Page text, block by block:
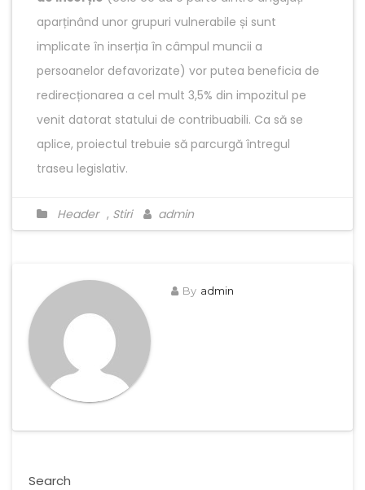
aparținând unor grupuri vulnerabile și sunt
implicate în inserția în câmpul muncii a
persoanelor defavorizate) vor putea beneficia de
redirecționarea a cel mult 3,5% din impozitul pe
venit datorat statului de contribuabili. Ca să se
aplice, proiectul trebuie să parcurgă întregul
traseu legislativ.
Header , Stiri admin
By admin
Search